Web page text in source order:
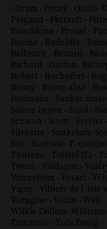
- Orain - Orczy - Ouida-
Pergaud - Perrault - Pitre
Pouchkine - Proust -
Racine - Radcliffe -
Reibrach - Renard -
Richard - Gaston-
Robert - Rochefort -
Rosny - Rosny aîné -
Rousseau - Sacher
Sainte beuve - Sand -
Schwob - Scott - Serena -
Silvestre - Snakebzh-
Sue - Suétone- T. combe
Thoreau - Tolstoï (L) -
Twain - Valdagne -
Vannereux - Vasari -
Vigny - Villiers de l´isle
Voragine - Vouin - Weil -
Wilkie Collins- Williams
Zamacoïs - Zola Zweig -